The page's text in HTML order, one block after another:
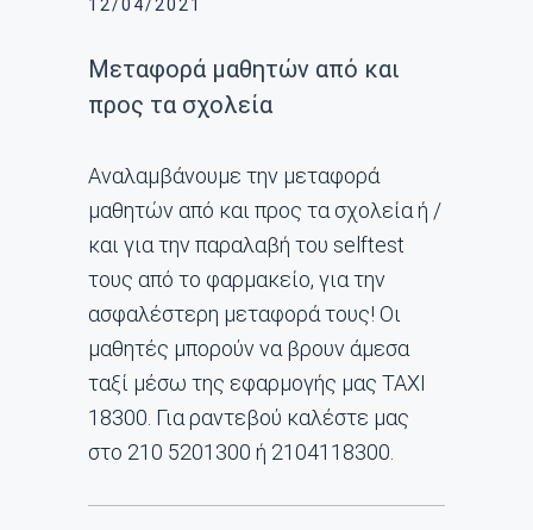
12/04/2021
Mεταφορά μαθητών από και
προς τα σχολεία
Αναλαμβάνουμε την μεταφορά
μαθητών από και προς τα σχολεία ή /
και για την παραλαβή του selftest
τους από το φαρμακείο, για την
ασφαλέστερη μεταφορά τους! Οι
μαθητές μπορούν να βρουν άμεσα
ταξί μέσω της εφαρμογής μας ΤΑΧΙ
18300. Για ραντεβού καλέστε μας
στο 210 5201300 ή 2104118300.